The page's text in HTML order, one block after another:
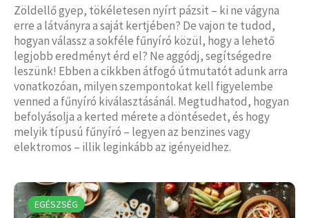
Zöldellő gyep, tökéletesen nyírt pázsit – ki ne vágyna
erre a látványra a saját kertjében? De vajon te tudod,
hogyan válassz a sokféle fűnyíró közül, hogy a lehető
legjobb eredményt érd el? Ne aggódj, segítségedre
leszünk! Ebben a cikkben átfogó útmutatót adunk arra
vonatkozóan, milyen szempontokat kell figyelembe
venned a fűnyíró kiválasztásánál. Megtudhatod, hogyan
befolyásolja a kerted mérete a döntésedet, és hogy
melyik típusú fűnyíró – legyen az benzines vagy
elektromos – illik leginkább az igényeidhez.
EGÉSZSÉG